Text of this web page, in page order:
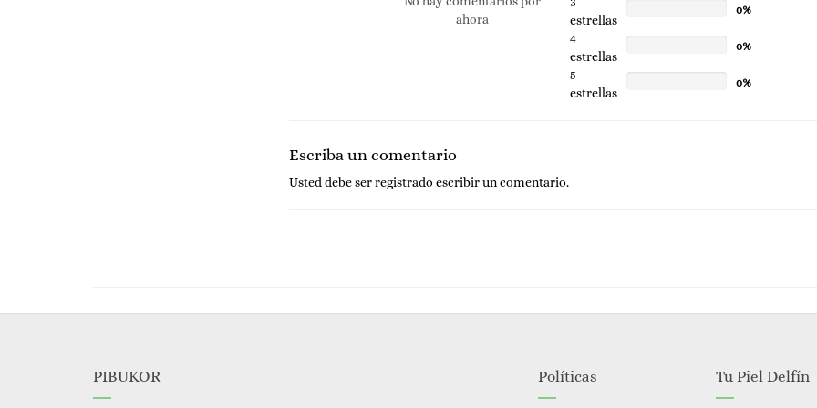
ahora
estrellas
0%
4
estrellas
0%
5
estrellas
0%
Escriba un comentario
Usted debe serregistrado escribir un comentario.
PIBUKOR Políticas Tu Piel Delfín